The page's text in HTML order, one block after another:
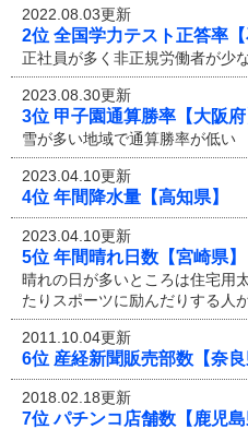
2022.08.03更新
2位 全国学力テスト正答率【
正社員が多く非正規労働者が少
2023.08.30更新
3位 甲子園通算勝率【大阪府
雪が多い地域で通算勝率が低い
2023.04.10更新
4位 年間降水量【高知県】
2023.04.10更新
5位 年間晴れ日数【宮崎県】
晴れの日が多いところは住宅用
たりスポーツに励んだりする人が
2011.10.04更新
6位 産経新聞販売部数【奈良
2018.02.18更新
7位 パチンコ店舗数【鹿児島